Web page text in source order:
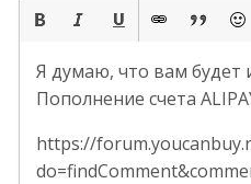
Я думаю, что вам будет
Пополнение счета
https://